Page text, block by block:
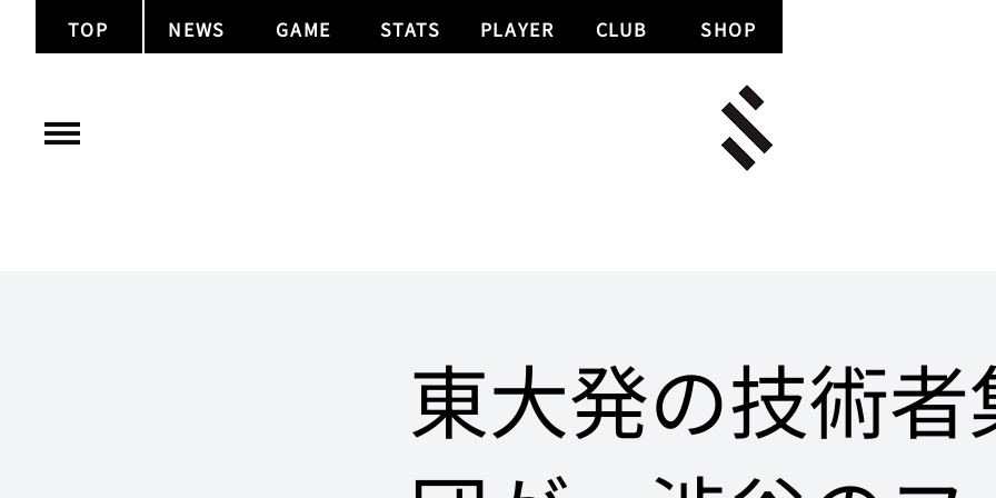
NEWS
TOP GAME STATS PLAYER CLUB SHOP
東大発の技術者